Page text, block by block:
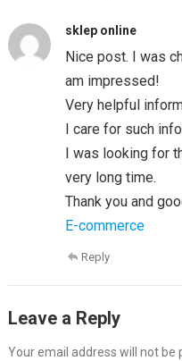
sklep online
Nice post. I was
am impressed!
Very helpful
I care for such
I was looking for
very long time.
Thank you and
E-commerce
Reply
Leave a Reply
Your email address will not be